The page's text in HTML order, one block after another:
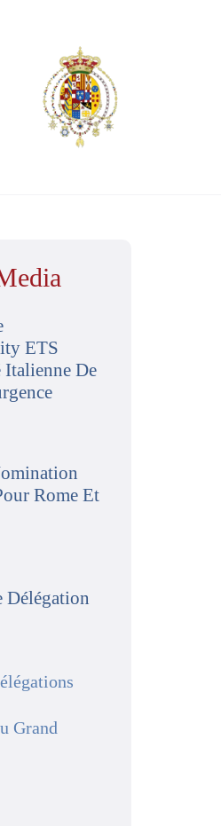
ETS
Italienne De
Rome Et
Délégation
Grand